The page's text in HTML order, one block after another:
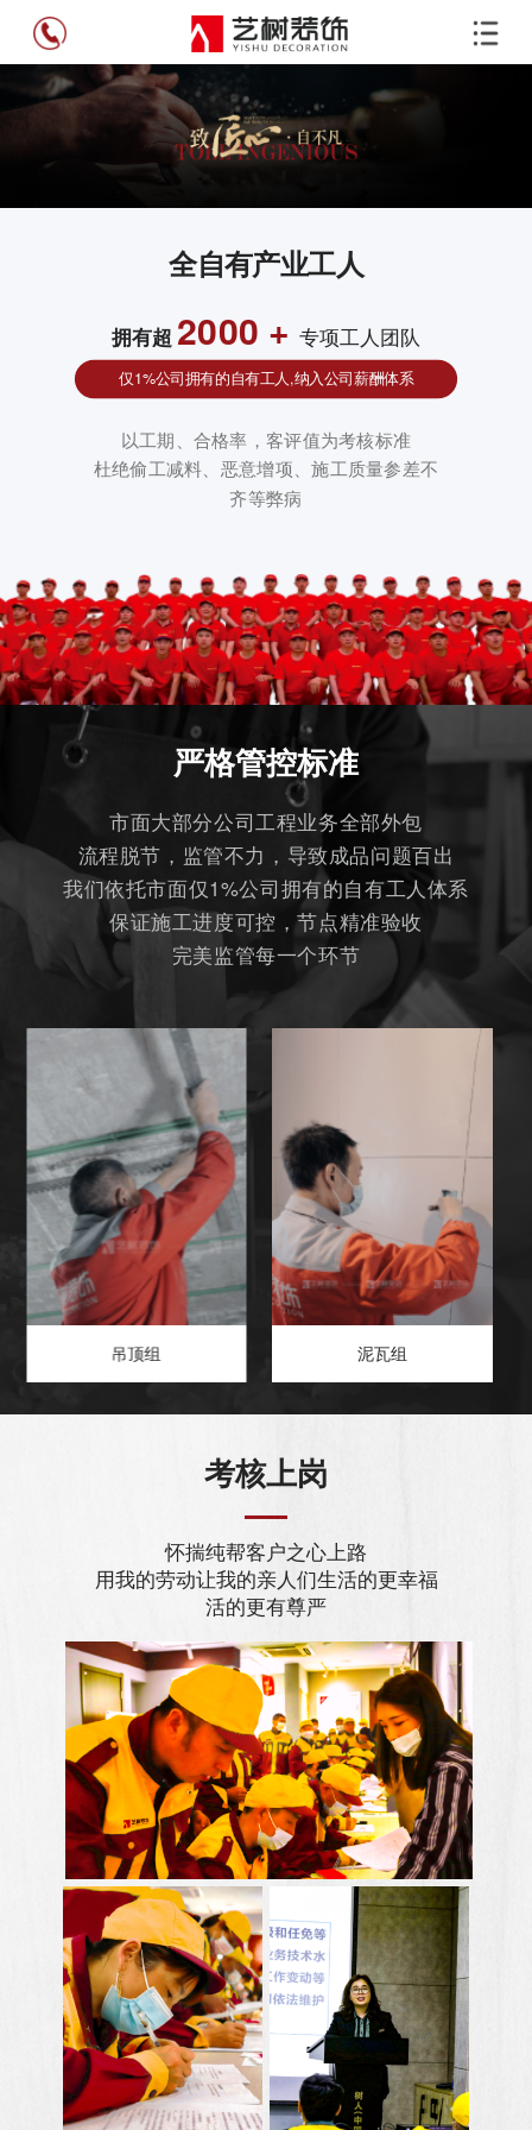
全自有产业工人
拥有超 2000 + 专项工人团队
仅1%公司拥有的自有工人,纳入公司薪酬体系
以工期、合格率，客评值为考核标准
杜绝偷工减料、恶意增项、施工质量参差不
齐等弊病
严格管控标准
市面大部分公司工程业务全部外包
流程脱节，监管不力，导致成品问题百出
我们依托市面仅1%公司拥有的自有工人体系
保证施工进度可控，节点精准验收
完美监管每一个环节
吊顶组 泥瓦组
考核上岗
怀揣纯帮客户之心上路
用我的劳动让我的亲人们生活的更幸福
活的更有尊严